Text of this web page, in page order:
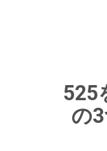
525
の